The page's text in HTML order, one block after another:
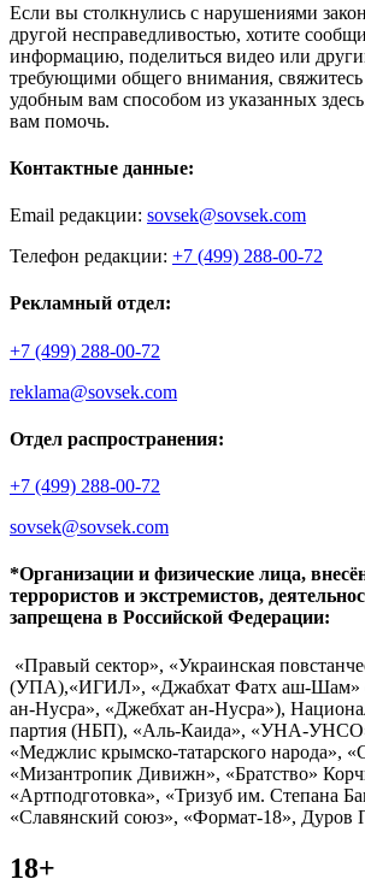
Если вы столкнулись с нарушениями
другой несправедливостью, хотите
информацию, поделиться видео или
требующими общего внимания,
удобным вам способом из указанных
вам помочь.
Контактные данные:
Email редакции: sovsek@sovsek.com
Телефон редакции: +7 (499) 288-00-72
Рекламный отдел:
+7 (499) 288-00-72
reklama@sovsek.com
Отдел распространения:
+7 (499) 288-00-72
sovsek@sovsek.com
*Организации и физические лица,
террористов и экстремистов,
запрещена в Российской Федерации:
«Правый сектор», «Украинская
(УПА),«ИГИЛ», «Джабхат Фатх аш-Шам»
ан-Нусра», «Джебхат ан-Нусра»),
партия (НБП), «Аль-Каида», «УНА-
«Меджлис крымско-татарского народа»,
«Мизантропик Дивижн», «Братство»
«Артподготовка», «Тризуб им. Степана
«Славянский союз», «Формат-18», Дуров
18+